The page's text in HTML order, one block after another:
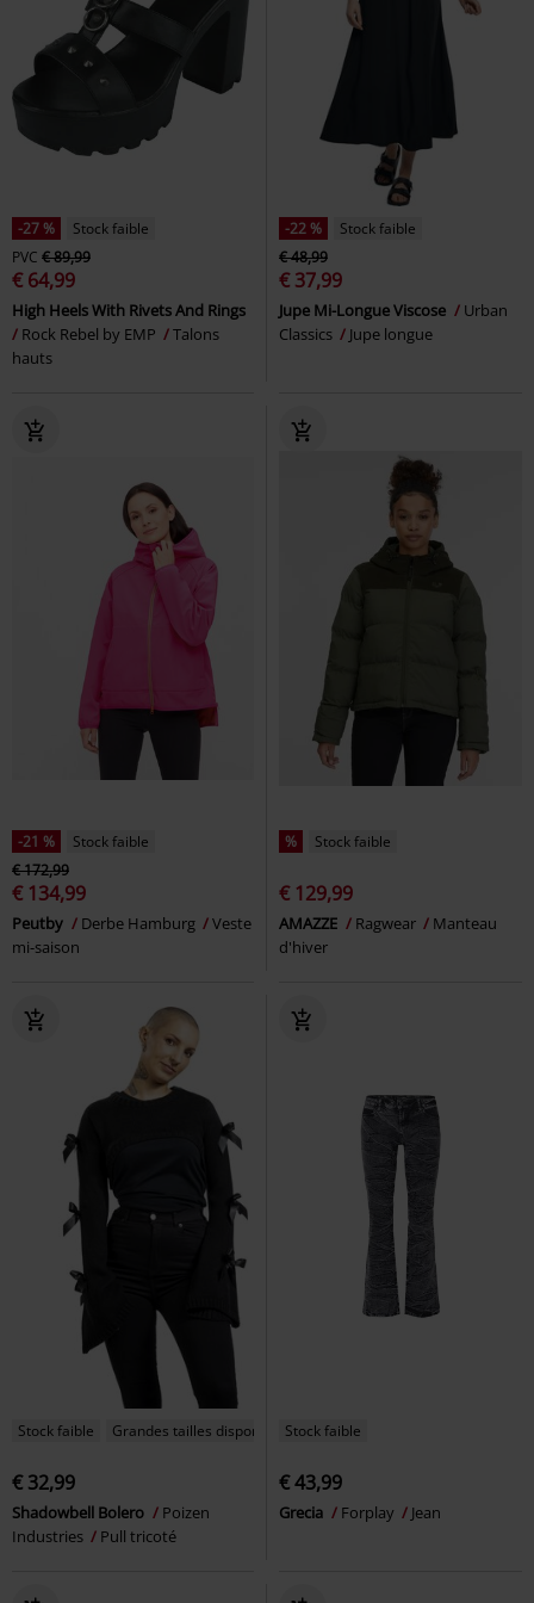
-27 %
Stock faible
PVC € 89,99
€ 64,99
High Heels With Rivets And Rings
Rock Rebel by EMP
Talons
hauts
-22 %
Stock faible
€ 48,99
€ 37,99
Jupe Mi-Longue Viscose
Urban
Classics
Jupe longue
-21 %
Stock faible
€ 172,99
€ 134,99
Peutby Derbe Hamburg
Veste
mi-saison
% Stock faible
€ 129,99
AMAZZE Ragwear
Manteau
d'hiver
Stock faible Grandes tailles disponibles
€ 32,99
Shadowbell Bolero
Poizen
Industries
Pull tricoté
Stock faible
€ 43,99
Grecia Forplay Jean